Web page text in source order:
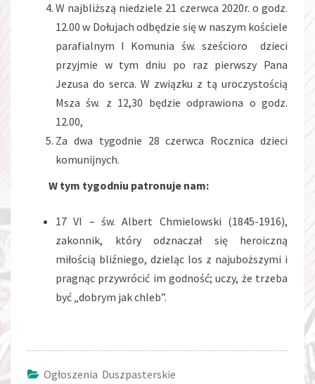
W najbliższą niedziele 21 czerwca 2020r. o godz.
12.00 w Dołujach odbędzie się w naszym kościele
parafialnym I Komunia św. sześcioro dzieci
przyjmie w tym dniu po raz pierwszy Pana
Jezusa do serca. W związku z tą uroczystością
Msza św. z 12,30 będzie odprawiona o godz.
12.00,
Za dwa tygodnie 28 czerwca Rocznica dzieci
komunijnych.
W tym tygodniu patronuje nam:
17 VI – św. Albert Chmielowski (1845-1916),
zakonnik, który odznaczał się heroiczną
miłością bliźniego, dzieląc los z najuboższymi i
pragnąc przywrócić im godność; uczy, że trzeba
być „dobrym jak chleb”.
Ogłoszenia Duszpasterskie